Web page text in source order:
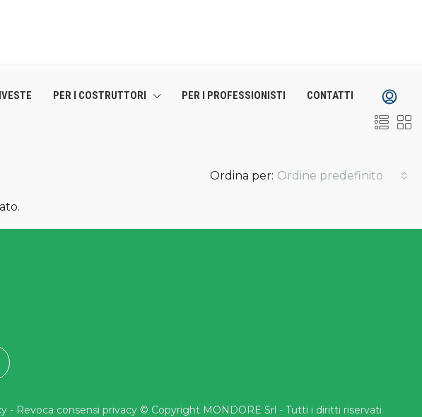
PER I COSTRUTTORI PER I PROFESSIONISTI CONTATTI
Ordina per: Ordine predefinito
- Revoca consensi privacy© Copyright MONDORE Srl - Tutti i diritti riservati